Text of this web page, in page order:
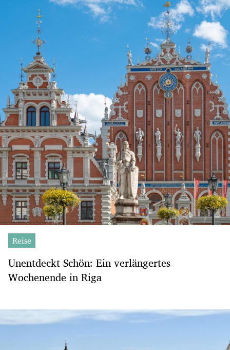
Reise
Unentdeckt Schön: Ein verlängertes
Wochenende in Riga